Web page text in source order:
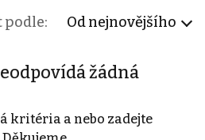
podle: Od nejnovějšího
žádná
kritéria a nebo zadejte